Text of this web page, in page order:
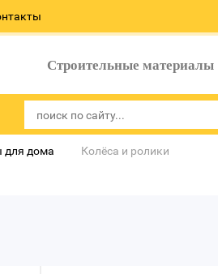
Строительные материалы
для дома Колёса и ролики